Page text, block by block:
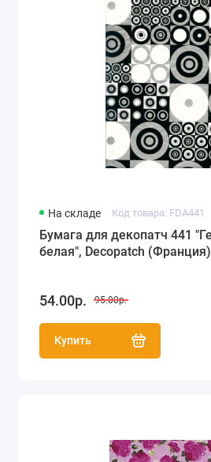
На складе Код товара: FDA441
Бумага для декопатч 441
белая", Decopatch
54.00р. 95.00р.
Купить